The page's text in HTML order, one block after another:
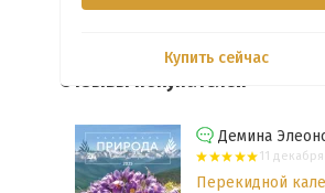
Купить сейчас
Отзывы покупателей
Демина
11 декабря
Перекидной